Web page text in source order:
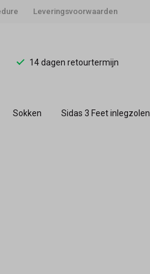
Leveringsvoorwaarden
14 dagen retourtermijn
Sokken Sidas 3 Feet inlegzolen